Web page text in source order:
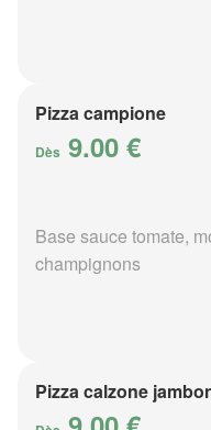
Pizza campione
Dès 9.00 €
Base sauce tomate,
champignons
Pizza calzone